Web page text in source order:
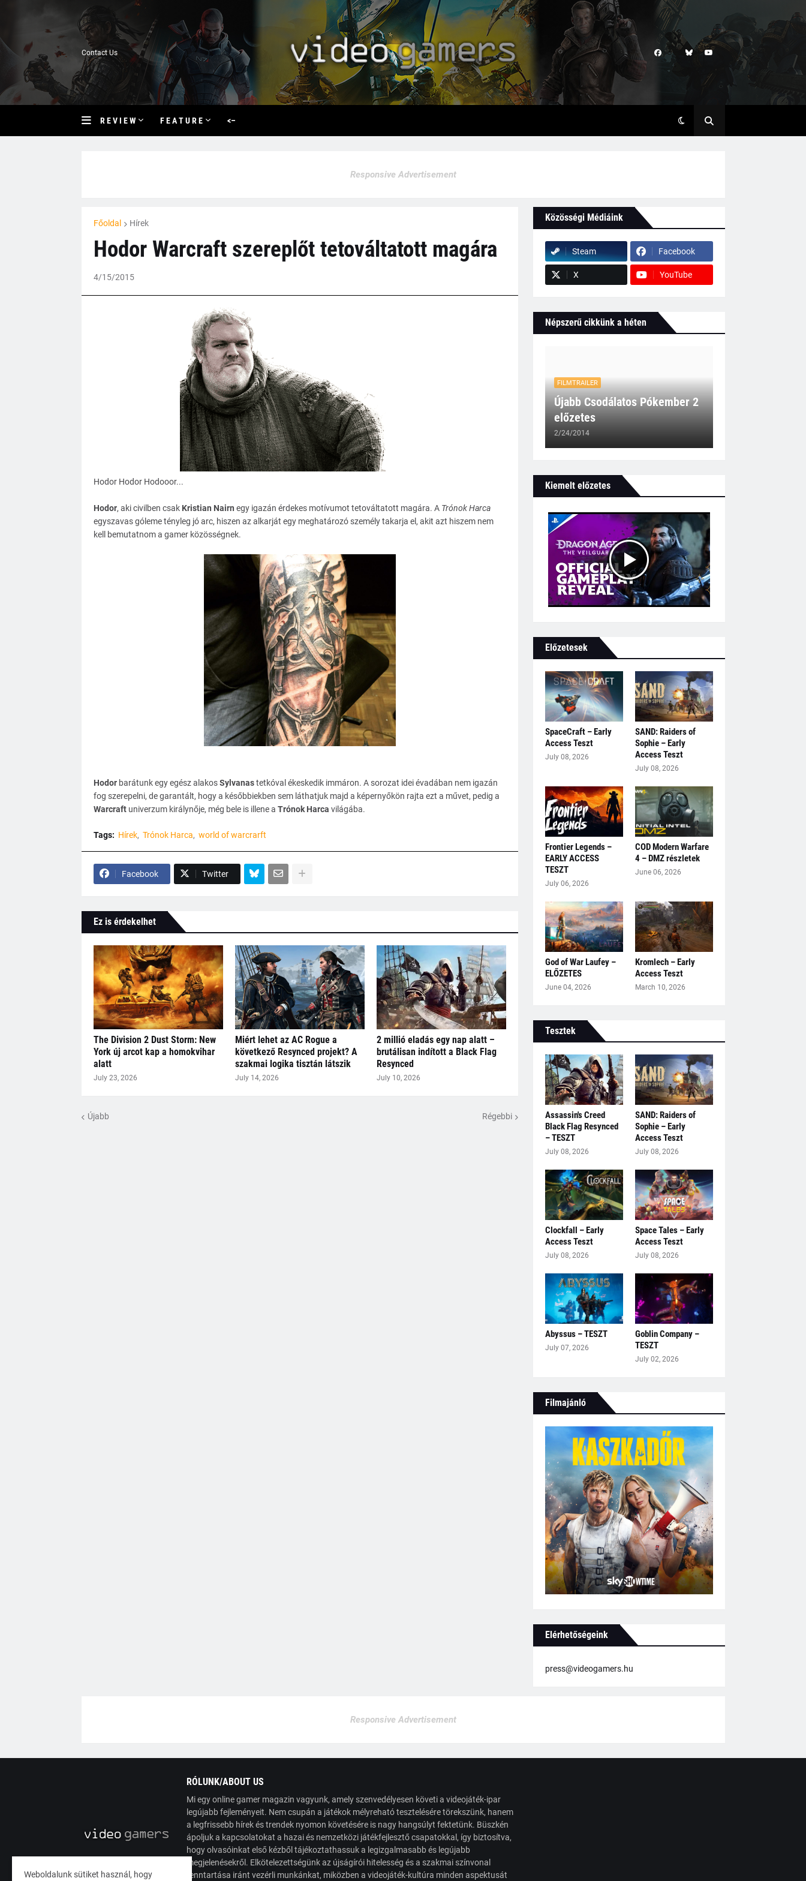
Contact Us
R E V I E W F E A T U R E <–
Responsive Advertisement
Főoldal Hírek
Hodor Warcraft szereplőt tetováltatott magára
4/15/2015
Hodor Hodor Hodooor...
Hodor, aki civilben csak Kristian Nairn egy igazán érdekes motívumot tetováltatott magára. A Trónok Harca
egyszavas góleme tényleg jó arc, hiszen az alkarját egy meghatározó személy takarja el, akit azt hiszem nem
kell bemutatnom a gamer közösségnek.
Hodor barátunk egy egész alakosSylvanastetkóval ékeskedik immáron. A sorozat idei évadában nem igazán
fog szerepelni, de garantált, hogy a későbbiekben sem láthatjuk majd a képernyőkön rajta ezt a művet, pedig a
Warcraftuniverzum királynője, még bele is illene a Trónok Harca világába.
Tags: Hírek Trónok Harca world of warcrarft
Facebook Twitter
Ez is érdekelhet
The Division 2 Dust Storm: New
York új arcot kap a homokvihar
alatt
July 23, 2026
Miért lehet az AC Rogue a
következő Resynced projekt? A
szakmai logika tisztán látszik
July 14, 2026
2 millió eladás egy nap alatt –
brutálisan indított a Black Flag
Resynced
July 10, 2026
Újabb Régebbi
Közösségi Médiáink
Steam Facebook
X YouTube
Népszerű cikkünk a héten
FILMTRAILER
Újabb Csodálatos Pókember 2
előzetes
2/24/2014
Kiemelt előzetes
Előzetesek
SpaceCraft – Early
Access Teszt
July 08, 2026
SAND: Raiders of
Sophie – Early
Access Teszt
July 08, 2026
Frontier Legends –
EARLY ACCESS
TESZT
July 06, 2026
COD Modern Warfare
4 – DMZ részletek
June 06, 2026
God of War Laufey –
ELŐZETES
June 04, 2026
Kromlech – Early
Access Teszt
March 10, 2026
Tesztek
Assassin's Creed
Black Flag Resynced
– TESZT
July 08, 2026
SAND: Raiders of
Sophie – Early
Access Teszt
July 08, 2026
Clockfall – Early
Access Teszt
July 08, 2026
Space Tales – Early
Access Teszt
July 08, 2026
Abyssus – TESZT
July 07, 2026
Goblin Company –
TESZT
July 02, 2026
Filmajánló
Elérhetőségeink
press@videogamers.hu
Responsive Advertisement
RÓLUNK/ABOUT US
Mi egy online gamer magazin vagyunk, amely szenvedélyesen követi a videojáték-ipar
legújabb fejleményeit. Nem csupán a játékok mélyreható tesztelésére törekszünk, hanem
a legfrissebb hírek és trendek nyomon követésére is nagy hangsúlyt fektetünk. Büszkén
ápoljuk a kapcsolatokat a hazai és nemzetközi játékfejlesztő csapatokkal, így biztosítva,
hogy olvasóinkat első kézből tájékoztathassuk a legizgalmasabb és legújabb
megjelenésekről. Elkötelezettségünk az újságírói hitelesség és a szakmai színvonal
fenntartása iránt vezérli munkánkat, miközben a videojáték-kultúra minden aspektusát
Weboldalunk sütiket használ, hogy